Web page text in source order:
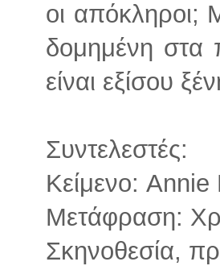
οι απόκληροι;
δομημένη στα
είναι εξίσου
Συντελεστές:
Κείμενο: Annie
Μετάφραση:
Σκηνοθεσία,